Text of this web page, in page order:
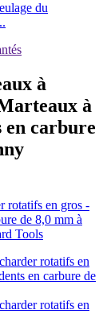
du
à
à
carbure